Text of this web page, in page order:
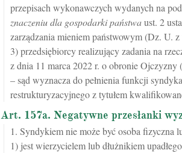
przepisach wykonawczych wydanych na
znaczeniu dla gospodarki państwaust. 2
zarządzania mieniem państwowym (Dz. U.
3) przedsiębiorcy realizujący zadania na
z dnia 11 marca 2022 r. o obronie
– sąd wyznacza do pełnienia funkcji
restrukturyzacyjnego z tytułem
Art. 157a. Negatywne przesłanki
1. Syndykiem nie może być osoba fizyczna
1) jest wierzycielem lub dłużnikiem